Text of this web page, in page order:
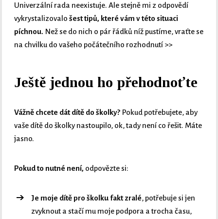
Univerzální rada neexistuje. Ale stejně mi z odpovědí
vykrystalizovalo šest tipů, které vám v této situaci
píchnou. Než se do nich o pár řádků níž pustíme, vraťte se
na chvilku do vašeho počátečního rozhodnutí >>
Ještě jednou ho přehodnoťte
Vážně chcete dát dítě do školky? Pokud potřebujete, aby
vaše dítě do školky nastoupilo, ok, tady není co řešit. Máte
jasno.
Pokud to nutné není, odpovězte si:
Je moje dítě pro školku fakt zralé, potřebuje si jen
zvyknout a stačí mu moje podpora a trocha času,